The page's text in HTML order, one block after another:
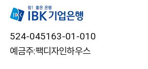
524-045163-01-010
예금주:팩디자인하우스